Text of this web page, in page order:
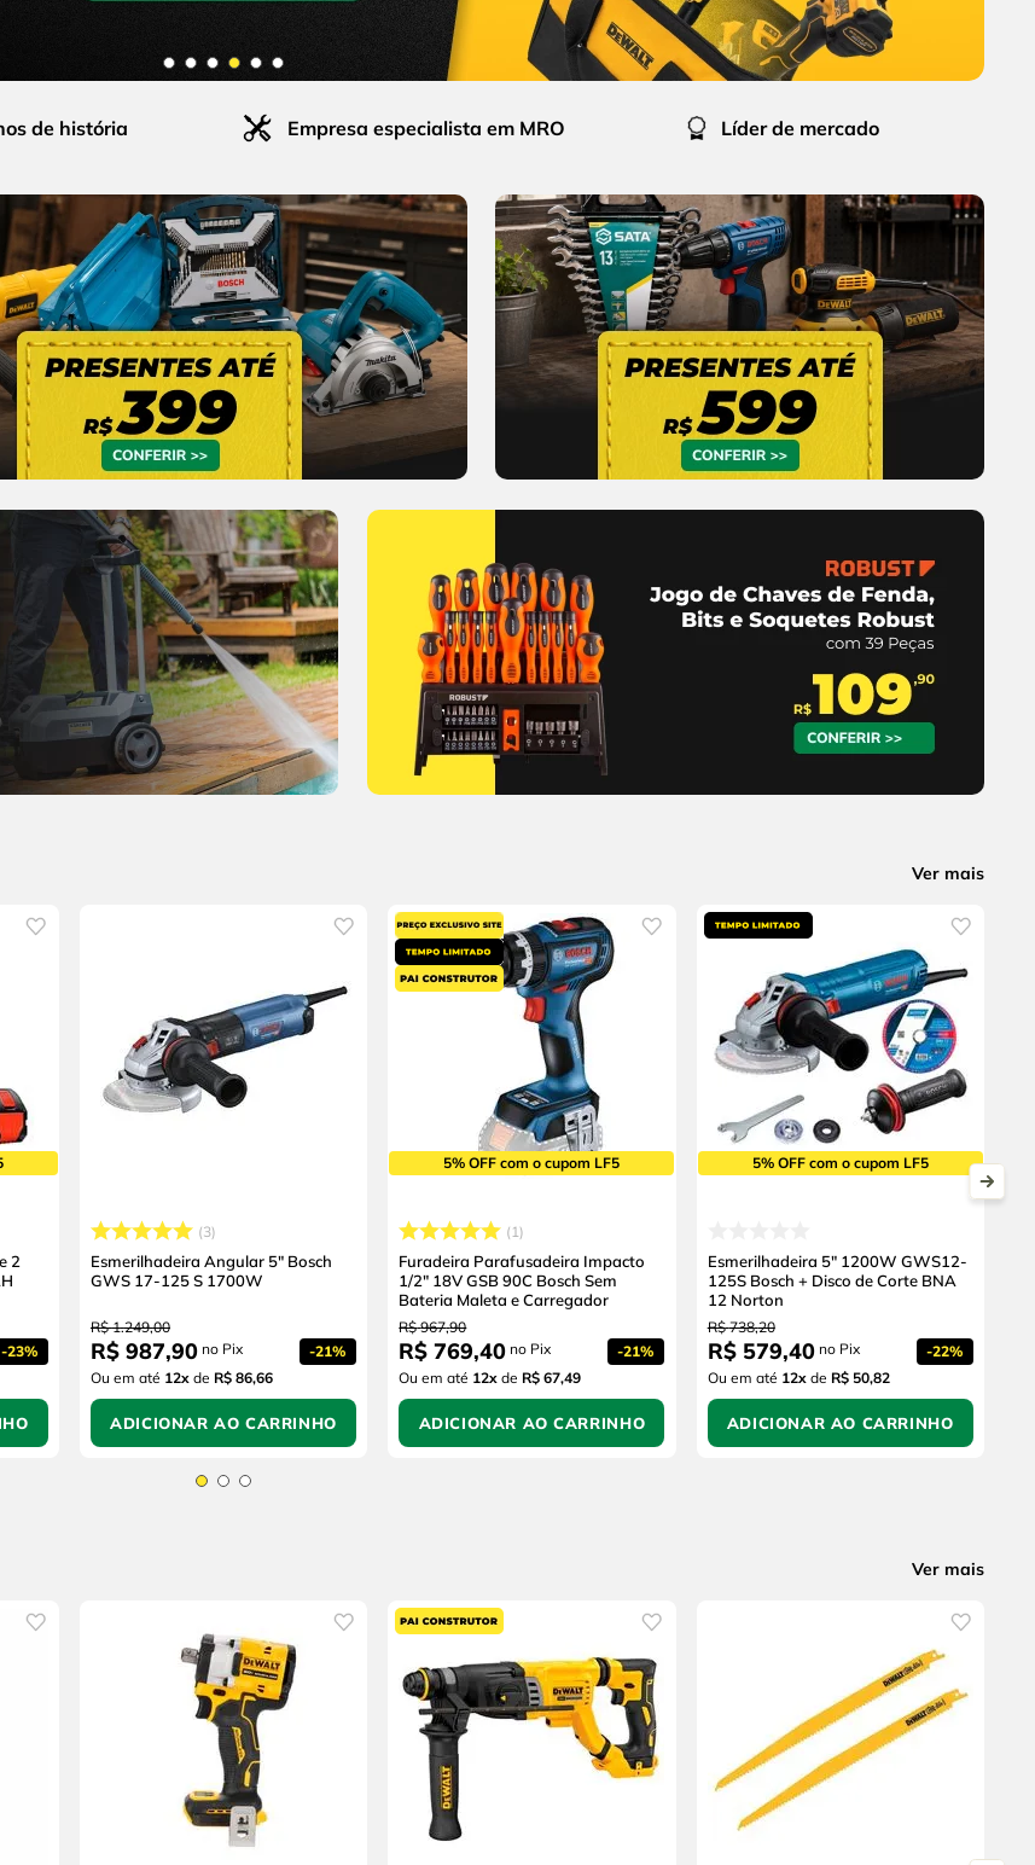
de história Empresa especialista em MRO Líder de mercado
Ver mais
2
-23%
3
Esmerilhadeira Angular 5" Bosch
GWS 17-125 S 1700W
R$ 1.249,00
R$ 987,90no Pix -21%
Ou em até 12xde R$ 86,66
ADICIONAR AO CARRINHO
5% OFF com o cupom LF5
1
Furadeira Parafusadeira Impacto
1/2" 18V GSB 90C Bosch Sem
Bateria Maleta e Carregador
R$ 967,90
R$ 769,40 no Pix -21%
Ou em até 12x de R$ 67,49
ADICIONAR AO CARRINHO
5% OFF com o cupom LF5
Esmerilhadeira 5" 1200W GWS12-
125S Bosch + Disco de Corte BNA
12 Norton
R$ 738,20
R$ 579,40no Pix -22%
Ou em até 12xde R$ 50,82
ADICIONAR AO CARRINHO
Ver mais